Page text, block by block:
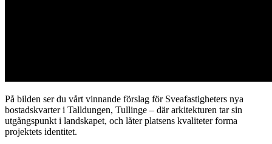
På bilden ser du vårt vinnande förslag för Sveafastigheters nya
bostadskvarter i Talldungen, Tullinge – där arkitekturen tar sin
utgångspunkt i landskapet, och låter platsens kvaliteter forma
projektets identitet.